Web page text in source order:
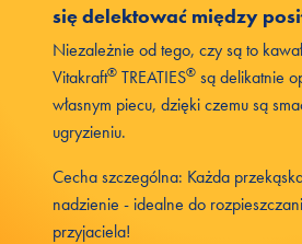
się delektować między
Niezależnie od tego, czy są to
Vitakraft® TREATIES® są delikatnie
własnym piecu, dzięki czemu są
ugryzieniu.
Cecha szczególna: Każda
nadzienie - idealne do
przyjaciela!